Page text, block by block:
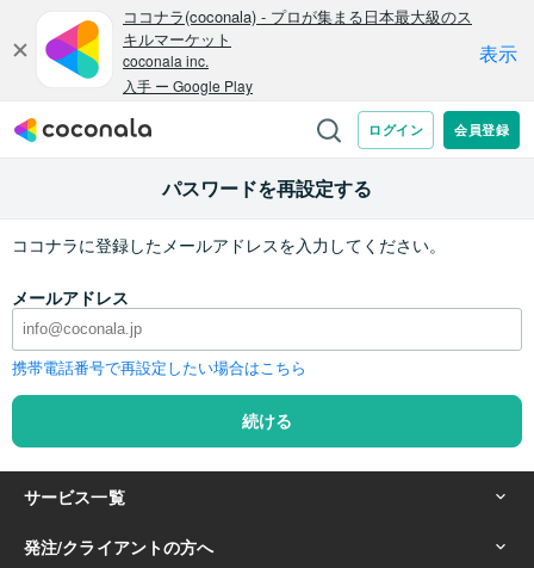
パスワードを再設定する
ココナラに登録したメールアドレスを入力してください。
メールアドレス
携帯電話番号で再設定したい場合はこちら
続ける